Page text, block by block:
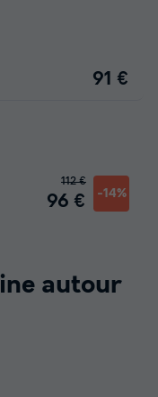
91 €
96 € -14%
112 €
autour